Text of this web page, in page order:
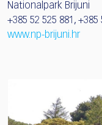
Nationalpark Brijuni
+385 52 525 881, +385
www.np-brijuni.hr